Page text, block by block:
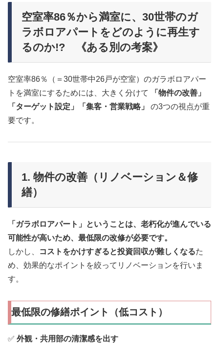
空室率86％から満室に、30世帯のガ
ラボロアパートをどのように再生す
るのか!? 《ある別の考案》
空室率86％（＝30世帯中26戸が空室）のガラボロアパー
トを満室にするためには、大きく分けて
「物件の改善」
「ターゲット設定」「集客・営業戦略」
の3つの視点が重
要です。
1. 物件の改善（リノベーション＆修
繕）
「ガラボロアパート」ということは、老朽化が進んでいる
可能性が高いため、最低限の改修が必要です。
しかし、
コストをかけすぎると投資回収が難しくなるた
め、効果的なポイントを絞ってリノベーションを行いま
す。
最低限の修繕ポイント（低コスト）
✅ 外観・共用部の清潔感を出す